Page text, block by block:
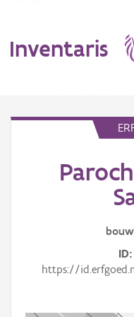
Inventaris
Erfgoedobject
ID
https://